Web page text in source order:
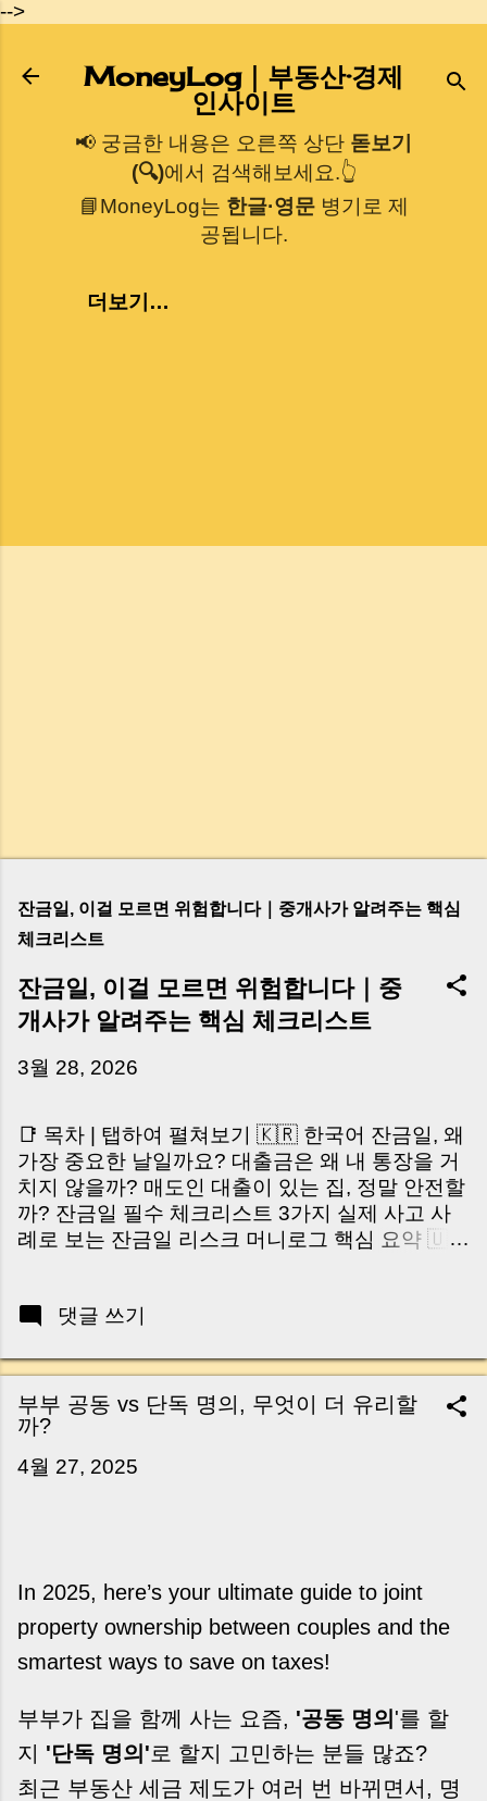
-->
기본 콘텐츠로 건너뛰기
MoneyLog｜부동산·경제
인사이트
📢 궁금한 내용은 오른쪽 상단 돋보기
(🔍)에서 검색해보세요.👆
📘MoneyLog는 한글·영문병기로 제
공됩니다.
더보기…
잔금일, 이걸 모르면 위험합니다｜중개사가 알려주는 핵심
체크리스트
잔금일, 이걸 모르면 위험합니다｜중
개사가 알려주는 핵심 체크리스트
3월 28, 2026
📑 목차 | 탭하여 펼쳐보기 🇰🇷 한국어 잔금일, 왜
가장 중요한 날일까요? 대출금은 왜 내 통장을 거
치지 않을까? 매도인 대출이 있는 집, 정말 안전할
까? 잔금일 필수 체크리스트 3가지 실제 사고 사
례로 보는 잔금일 리스크 머니로그 핵심 요약 🇺🇸
Safe If the Seller Has a Loan? 3 Must-Check
to Avoid MoneyLog Key Takeaway 혹시 이런 생
각 해보신 적 있으신가요? “잔금일… 그냥 돈 보내
고 끝나는 거 아닌가요?” 하지만 현장에서 보면 전
는 날’이 아니라, 수천만 원, 많게는 수억 원이 한
계약이 무산될 뻔한 아찔한 상황이 있었습니다. 또
어떤 분은 이렇게 말씀하십니다. “내 대출인데 왜
내 통장으로 안 들어오죠?” “매도인이 대출 안 갚
고 도망가면 어떡하죠?” 이 모든 불안, 사실은 ‘구
잔금일에 실제로 돈이 어떻게 움직이는지, 왜 사고
가 나는지, 그리고 무엇을 꼭 준비해야 하는지 중
개 실무 기준으로 아주 쉽게 풀어드리겠습니다. 이
글 하나만 제대로 이해하시면, 잔금일이 더 이상
댓글 쓰기
부부 공동 vs 단독 명의, 무엇이 더 유리할
까?
4월 27, 2025
In 2025, here’s your ultimate guide to joint
property ownership between couples and the
smartest ways to save on taxes!
부부가 집을 함께 사는 요즘, '공동 명의'를 할
지 '단독 명의'로 할지 고민하는 분들 많죠?
최근 부동산 세금 제도가 여러 번 바뀌면서, 명